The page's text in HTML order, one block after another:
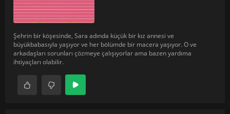
Şehrin bir köşesinde, Sara adında küçük bir kız annesi ve
büyükbabasıyla yaşıyor ve her bölümde bir macera yaşıyor. O ve
arkadaşları sorunları çözmeye çalışıyorlar ama bazen yardıma
ihtiyaçları olabilir.